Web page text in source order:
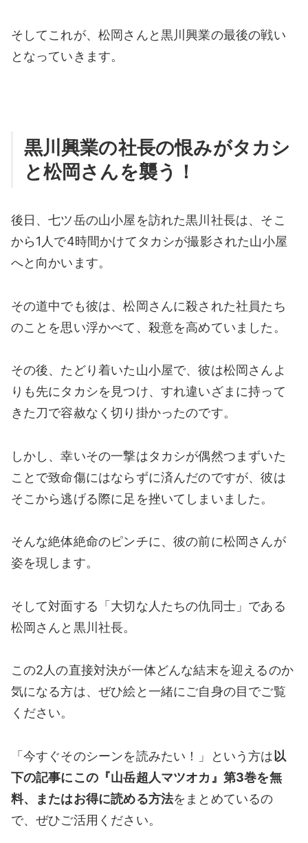
そしてこれが、松岡さんと黒川興業の最後の戦い
となっていきます。
黒川興業の社長の恨みがタカシ
と松岡さんを襲う！
後日、七ツ岳の山小屋を訪れた黒川社長は、そこ
から1人で4時間かけてタカシが撮影された山小屋
へと向かいます。
その道中でも彼は、松岡さんに殺された社員たち
のことを思い浮かべて、殺意を高めていました。
その後、たどり着いた山小屋で、彼は松岡さんよ
りも先にタカシを見つけ、すれ違いざまに持って
きた刀で容赦なく切り掛かったのです。
しかし、幸いその一撃はタカシが偶然つまずいた
ことで致命傷にはならずに済んだのですが、彼は
そこから逃げる際に足を挫いてしまいました。
そんな絶体絶命のピンチに、彼の前に松岡さんが
姿を現します。
そして対面する「大切な人たちの仇同士」である
松岡さんと黒川社長。
この2人の直接対決が一体どんな結末を迎えるのか
気になる方は、ぜひ絵と一緒にご自身の目でご覧
ください。
「今すぐそのシーンを読みたい！」という方は 以
下の記事にこの『山岳超人マツオカ』第3巻を無
料、またはお得に読める方法をまとめているの
で、ぜひご活用ください。